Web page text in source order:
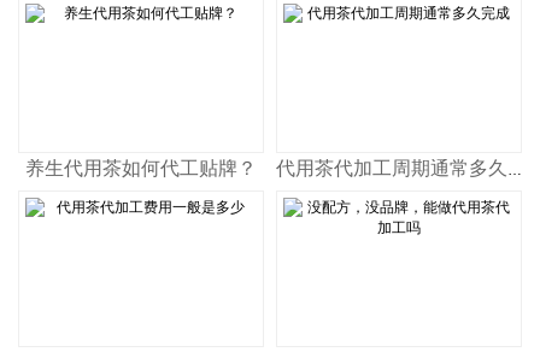
养生代用茶如何代工贴牌？ 代用茶代加工周期通常多久完成